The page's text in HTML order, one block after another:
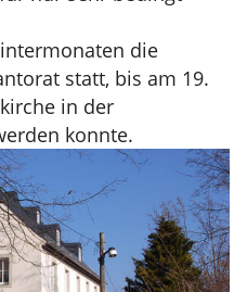
die
statt, bis am 19.
in der
konnte.